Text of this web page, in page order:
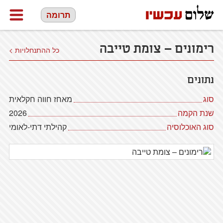
תרומה
רימונים – צומת טייבה כל ההתנחלויות >
נתונים
סוג
מאחז חווה חקלאית
שנת הקמה
2026
סוג האוכלוסיה
קהילתי דתי-לאומי